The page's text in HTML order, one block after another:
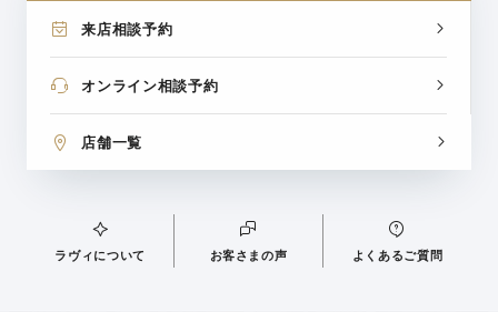
来店相談予約
オンライン相談予約
店舗一覧
ラヴィについて お客さまの声 よくあるご質問